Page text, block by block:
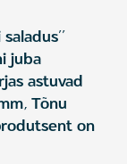
juba
astuvad
Tõnu
on